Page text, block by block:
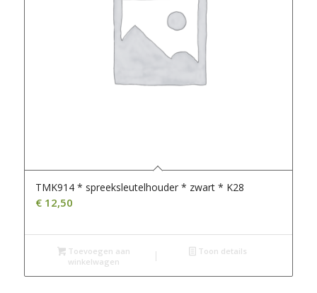
TMK914 * spreeksleutelhouder * zwart * K28
€12,50
Toevoegen aan
winkelwagen
Toon details